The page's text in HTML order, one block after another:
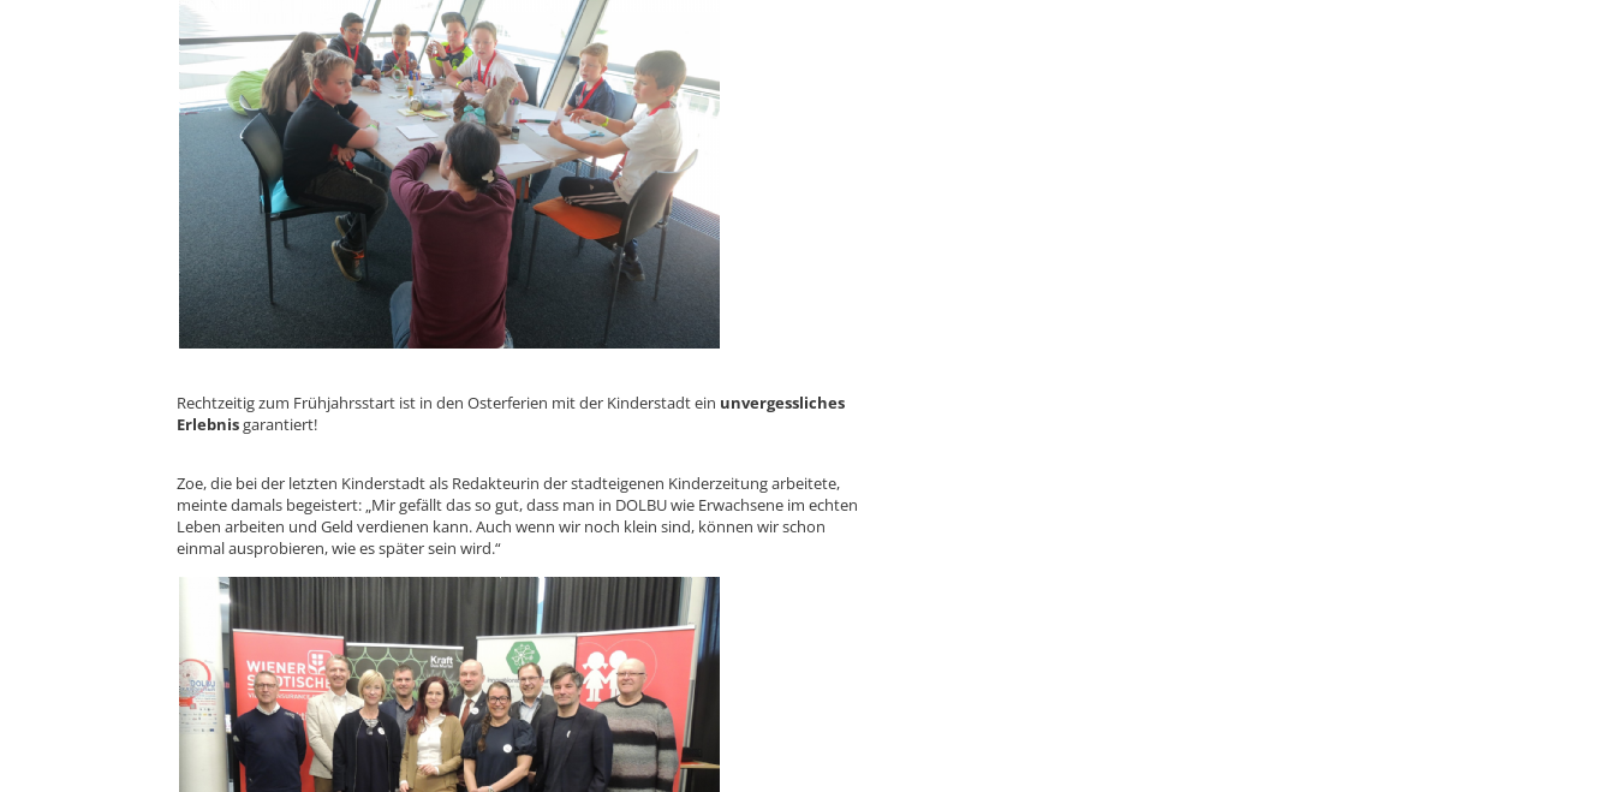
Rechtzeitig zum Frühjahrsstart ist in den Osterferien mit der Kinderstadt ein unvergessliches
Erlebnisgarantiert!
Zoe, die bei der letzten Kinderstadt als Redakteurin der stadteigenen Kinderzeitung arbeitete,
meinte damals begeistert: „Mir gefällt das so gut, dass man in DOLBU wie Erwachsene im echten
Leben arbeiten und Geld verdienen kann. Auch wenn wir noch klein sind, können wir schon
einmal ausprobieren, wie es später sein wird.“